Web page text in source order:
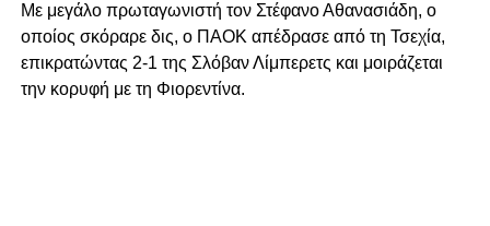
Με μεγάλο πρωταγωνιστή τον Στέφανο Αθανασιάδη, ο
οποίος σκόραρε δις, ο ΠΑΟΚ απέδρασε από τη Τσεχία,
επικρατώντας 2-1 της Σλόβαν Λίμπερετς και μοιράζεται
την κορυφή με τη Φιορεντίνα.